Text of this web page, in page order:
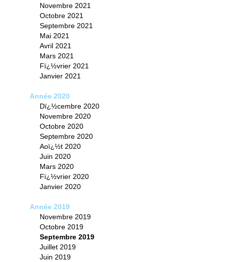
Novembre 2021
Octobre 2021
Septembre 2021
Mai 2021
Avril 2021
Mars 2021
Fï¿½vrier 2021
Janvier 2021
Année 2020
Dï¿½cembre 2020
Novembre 2020
Octobre 2020
Septembre 2020
Aoï¿½t 2020
Juin 2020
Mars 2020
Fï¿½vrier 2020
Janvier 2020
Année 2019
Novembre 2019
Octobre 2019
Septembre 2019
Juillet 2019
Juin 2019